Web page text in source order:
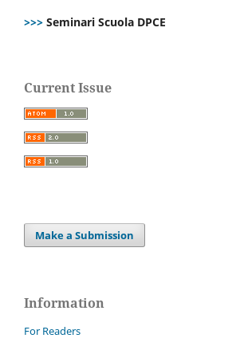
>>> Seminari Scuola DPCE
Current Issue
Make a Submission
Information
For Readers